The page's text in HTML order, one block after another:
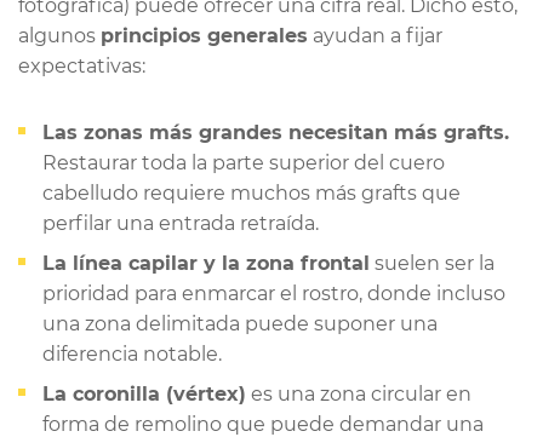
fotográfica) puede ofrecer una cifra real. Dicho esto,
algunos principios generales ayudan a fijar
expectativas:
Las zonas más grandes necesitan más grafts.
Restaurar toda la parte superior del cuero
cabelludo requiere muchos más grafts que
perfilar una entrada retraída.
La línea capilar y la zona frontal suelen ser la
prioridad para enmarcar el rostro, donde incluso
una zona delimitada puede suponer una
diferencia notable.
La coronilla (vértex) es una zona circular en
forma de remolino que puede demandar una